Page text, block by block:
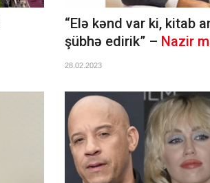
“Elə kənd var ki, kitab
şübhə edirik” – Nazir
28.02.2023